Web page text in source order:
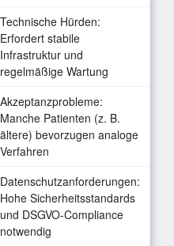
Technische Hürden:
Erfordert stabile
Infrastruktur und
regelmäßige Wartung
Akzeptanzprobleme:
Manche Patienten (z. B.
ältere) bevorzugen analoge
Verfahren
Datenschutzanforderungen:
Hohe Sicherheitsstandards
und DSGVO-Compliance
notwendig